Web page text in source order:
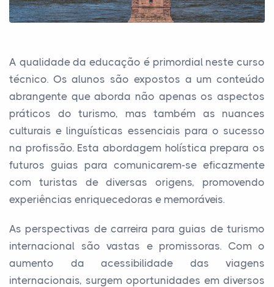
A qualidade da educação é primordial neste curso
técnico. Os alunos são expostos a um conteúdo
abrangente que aborda não apenas os aspectos
práticos do turismo, mas também as nuances
culturais e linguísticas essenciais para o sucesso
na profissão. Esta abordagem holística prepara os
futuros guias para comunicarem-se eficazmente
com turistas de diversas origens, promovendo
experiências enriquecedoras e memoráveis.
As perspectivas de carreira para guias de turismo
internacional são vastas e promissoras. Com o
aumento da acessibilidade das viagens
internacionais, surgem oportunidades em diversos